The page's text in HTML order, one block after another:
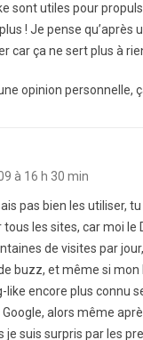
sont utiles pour
! Je pense qu’après
car ça ne sert plus à
opinion personnelle,
à 16 h 30 min
pas bien les utiliser,
les sites, car moi le
de visites par
buzz, et même si
like encore plus connu
alors même
je suis surpris par les